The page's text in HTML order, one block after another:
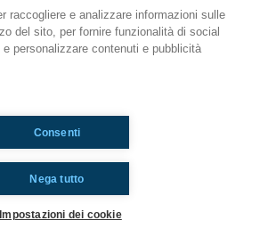
raccogliere e analizzare informazioni sulle
del sito, per fornire funzionalità di social
e personalizzare contenuti e pubblicità
Nega tutto
Consenti
Impostazioni dei cookie